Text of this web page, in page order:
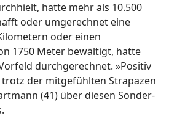
hatte mehr als 10.500
oder umgerechnet eine
oder einen
1750 Meter bewältigt, hatte
durchgerechnet. »Positiv
der mitgefühlten Strapazen
(41) über diesen Sonder-